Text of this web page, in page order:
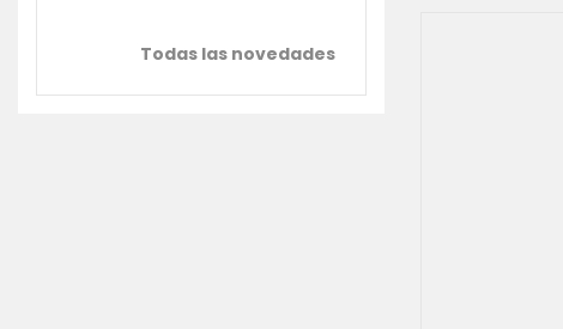
Todas las novedades